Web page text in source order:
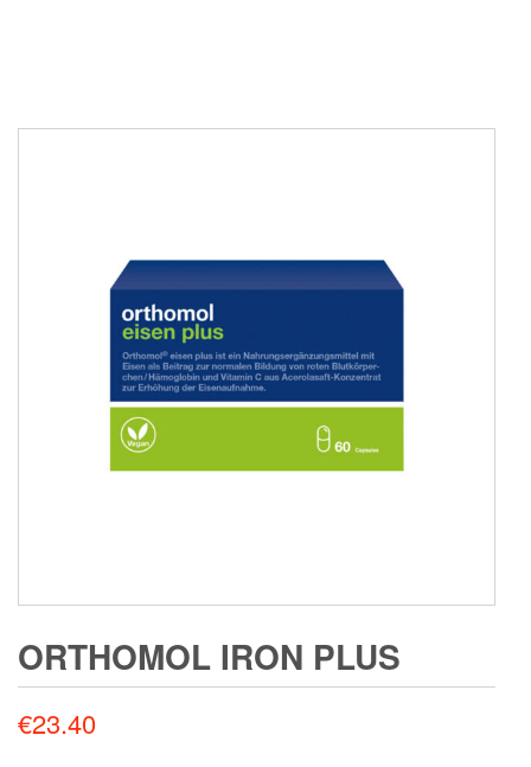
ORTHOMOL IRON PLUS
€23.40